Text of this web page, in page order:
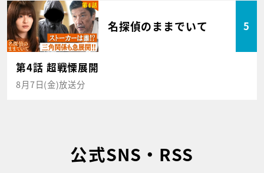
名探偵のままでいて 5
第4話 超戦慄展開
8月7日(金)放送分
公式SNS・RSS